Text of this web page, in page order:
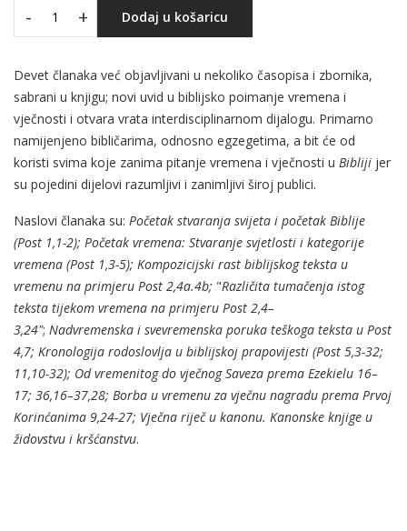
- + Dodaj u košaricu
Devet članaka već objavljivani u nekoliko časopisa i zbornika,
sabrani u knjigu; novi uvid u biblijsko poimanje vremena i
vječnosti i otvara vrata interdisciplinarnom dijalogu. Primarno
namijenjeno bibličarima, odnosno egzegetima, a bit će od
koristi svima koje zanima pitanje vremena i vječnosti u Bibliji jer
su pojedini dijelovi razumljivi i zanimljivi široj publici.
Naslovi članaka su: Početak stvaranja svijeta i početak Biblije
(Post 1,1-2); Početak vremena: Stvaranje svjetlosti i kategorije
vremena (Post 1,3-5); Kompozicijski rast biblijskog teksta u
vremenu na primjeru Post 2,4a.4b; "Različita tumačenja istog
teksta tijekom vremena na primjeru Post 2,4–
3,24"; Nadvremenska i svevremenska poruka teškoga teksta u Post
4,7; Kronologija rodoslovlja u biblijskoj prapovijesti (Post 5,3-32;
11,10-32); Od vremenitog do vječnog Saveza prema Ezekielu 16–
17; 36,16–37,28; Borba u vremenu za vječnu nagradu prema Prvoj
Korinćanima 9,24-27; Vječna riječ u kanonu. Kanonske knjige u
židovstvu i kršćanstvu.